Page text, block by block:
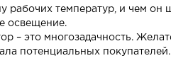
рабочих температур, и чем он
освещение.
– это многозадачность.
потенциальных покупателей.